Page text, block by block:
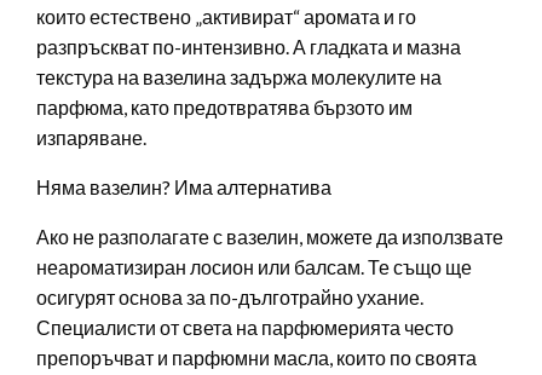
които естествено „активират“ аромата и го
разпръскват по-интензивно. А гладката и мазна
текстура на вазелина задържа молекулите на
парфюма, като предотвратява бързото им
изпаряване.
Няма вазелин? Има алтернатива
Ако не разполагате с вазелин, можете да използвате
неароматизиран лосион или балсам. Те също ще
осигурят основа за по-дълготрайно ухание.
Специалисти от света на парфюмерията често
препоръчват и парфюмни масла, които по своята